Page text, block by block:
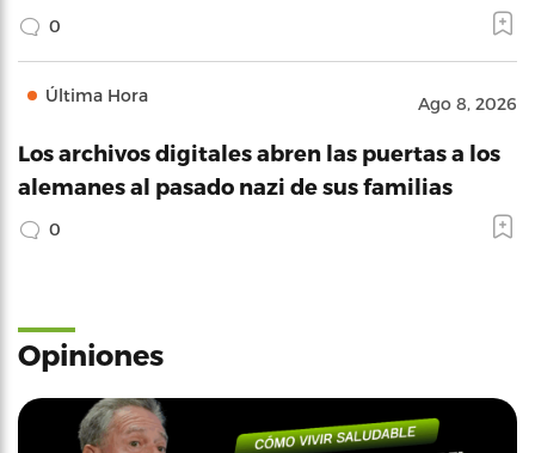
0
Última Hora Ago 8, 2026
Los archivos digitales abren las puertas a los
alemanes al pasado nazi de sus familias
0
Opiniones